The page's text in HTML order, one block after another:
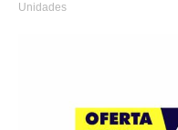
Unidades